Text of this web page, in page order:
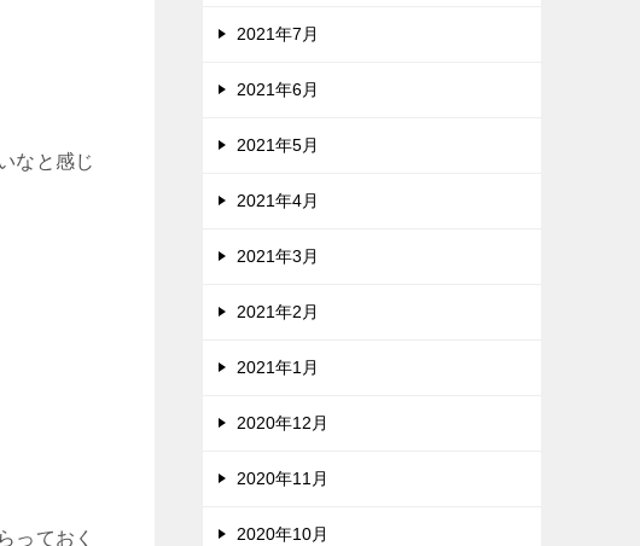
なと感じ
っておく
2021年7月
2021年6月
2021年5月
2021年4月
2021年3月
2021年2月
2021年1月
2020年12月
2020年11月
2020年10月